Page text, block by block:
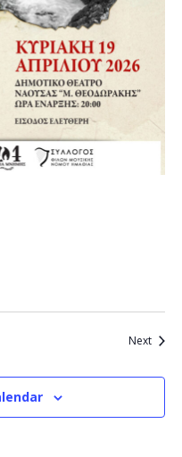
NextEvents